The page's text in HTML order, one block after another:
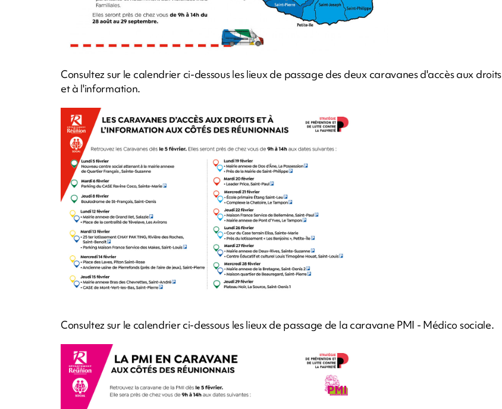
Consultez sur le calendrier ci-dessous les lieux de passage des deux caravanes d'accès aux droits
et à l'information.
Consultez sur le calendrier ci-dessous les lieux de passage de la caravane PMI - Médico sociale.